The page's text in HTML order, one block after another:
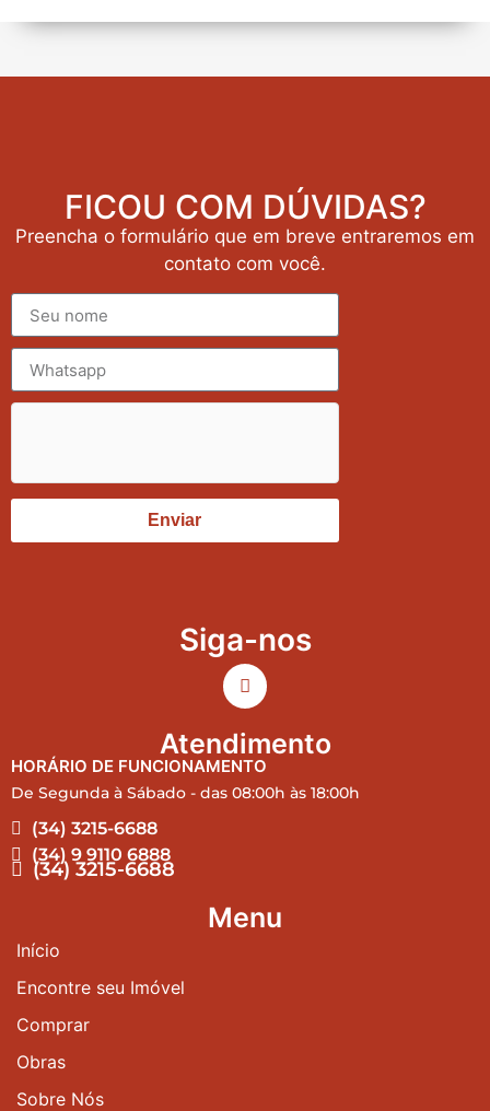
FICOU COM DÚVIDAS?
Preencha o formulário que em breve entraremos em
contato com você.
Enviar
Siga-nos
Atendimento
HORÁRIO DE FUNCIONAMENTO
De Segunda à Sábado - das 08:00h às 18:00h
(34) 3215-6688
(34) 9 9110 6888
(34) 3215-6688
Menu
Início
Encontre seu Imóvel
Comprar
Obras
Sobre Nós